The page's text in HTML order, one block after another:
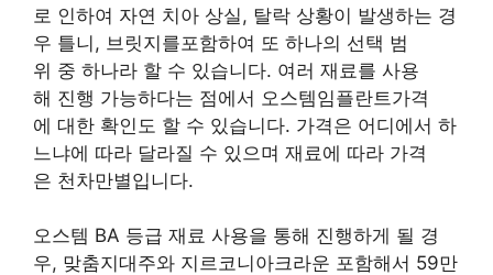
로 인하여 자연 치아 상실, 탈락 상황이 발생하는 경
우 틀니, 브릿지를포함하여 또 하나의 선택 범
위 중 하나라 할 수 있습니다. 여러 재료를 사용
해 진행 가능하다는 점에서 오스템임플란트가격
에 대한 확인도 할 수 있습니다. 가격은 어디에서 하
느냐에 따라 달라질 수 있으며 재료에 따라 가격
은 천차만별입니다.
오스템 BA 등급 재료 사용을 통해 진행하게 될 경
우, 맞춤지대주와 지르코니아크라운 포함해서 59만